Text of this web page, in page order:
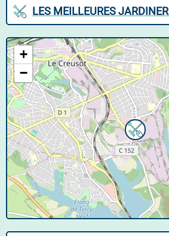
LES MEILLEURES
+
−